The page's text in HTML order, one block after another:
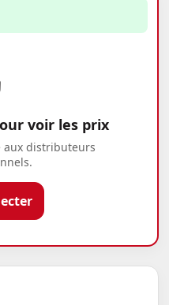
voir les prix
aux distributeurs